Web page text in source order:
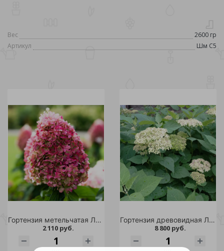
Вес
2600 гр
Артикул
Шм С5
Гортензия метельчатая Ливинг Пинки Промис С2 1шт /Living Pinky Promise
2 110 руб.
Гортензия древовидная Лайм Рики С20 1шт/Hydrangea arborescens LIME RICKEY
8 800 руб.